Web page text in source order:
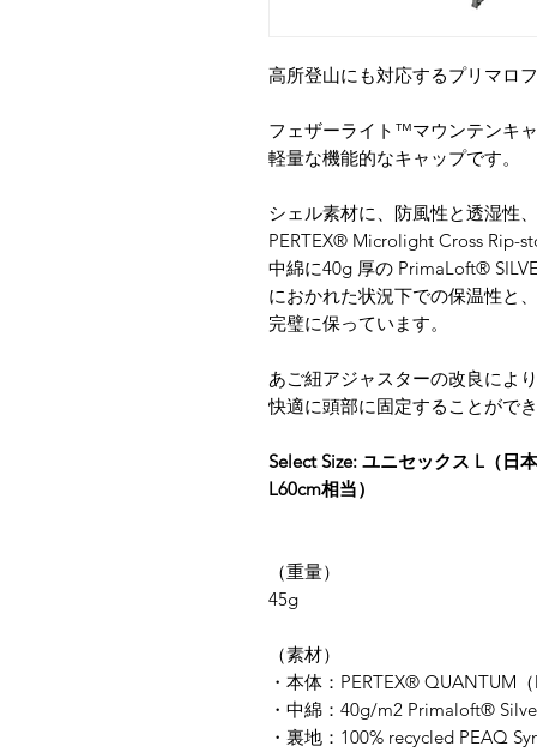
高所登山にも対応するプリマロ
フェザーライト™マウンテンキ
軽量な機能的なキャップです。
シェル素材に、防風性と透湿性
PERTEX® Microlight Cross Rip-
中綿に40g 厚の PrimaLoft®
におかれた状況下での保温性と
完璧に保っています。
あご紐アジャスターの改良によ
快適に頭部に固定することがで
Select Size: ユニセックス L（日
L60cm相当）
（重量）
45g
​（素材）
・本体：PERTEX® QUANTUM
・中綿：40g/m2 Primaloft®
・裏地：100% recycled PEAQ